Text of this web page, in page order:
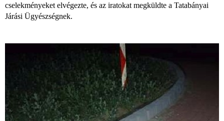
cselekményeket elvégezte, és az iratokat megküldte a Tatabányai
Járási Ügyészségnek.